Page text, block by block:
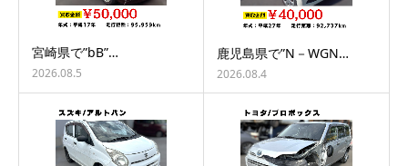
宮崎県で”bB”…
2026.08.5
鹿児島県で”N－WGN…
2026.08.4